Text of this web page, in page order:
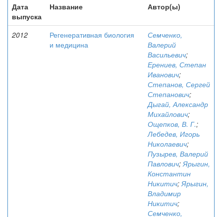
Дата
выпуска
Название Автор(ы)
2012
Регенеративная биология
и медицина
Семченко,
Валерий
Васильевич;
Ерениев, Степан
Иванович;
Степанов, Сергей
Степанович;
Дыгай, Александр
Михайлович;
Ощепков, В. Г.;
Лебедев, Игорь
Николаевич;
Пузырев, Валерий
Павлович;Ярыгин,
Константин
Никитич;Ярыгин,
Владимир
Никитич;
Семченко,